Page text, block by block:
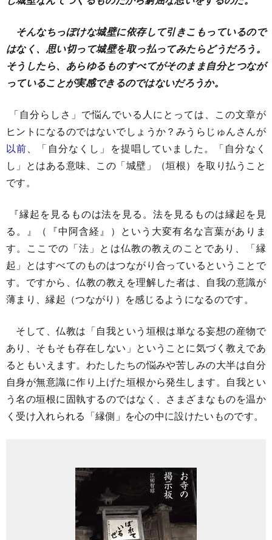
そんなちっぽけな城壁に依存して引きこもっているので
はなく、思い切って城壁を取っ払ってみたらどうだろう。
そうしたら、あらゆるものすべてがそのまま自分とつなが
っていることが実感できるのではないだろうか。
「自分らしさ」で悩んでいる人にとっては、この文章が
ヒントになるのではないでしょうか？みうらじゅんさんが
以前、「自分なくし」を提唱していました。「自分なく
し」とはある意味、この「城壁」（垣根）を取り払うこと
です。
『縁起を見るものは法を見る。法を見るものは縁起を見
る。』（『中阿含経』）という大変有名な言葉がありま
す。ここでの「法」とは仏教の教えのことであり、「縁
起」とはすべてのものはつながり合っているということで
す。ですから、仏教の教えを理解した者は、自我の意識が
薄まり、縁起（つながり）を感じるようになるのです。
そして、仏教は「自我という垣根は単なる妄想の産物で
あり、そもそも存在しない」ということに気づく教えであ
るともいえます。わたしたちの悩みや苦しみの大半は自分
自身が無意識に作り上げた垣根から発生します。自我とい
う名の垣根に固執するのではなく、さまざまなものを温か
く受け入れられる「縁側」を心の中に設けたいものです。